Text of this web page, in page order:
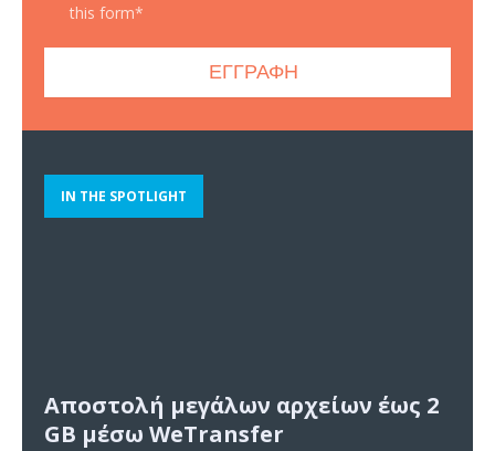
this form*
IN THE SPOTLIGHT
Αποστολή μεγάλων αρχείων έως 2
GB μέσω WeTransfer